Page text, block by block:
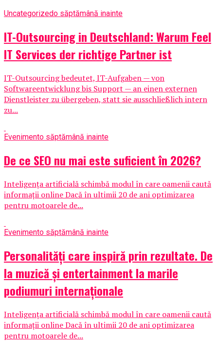
Uncategorizedo săptămână inainte
IT-Outsourcing in Deutschland: Warum Feel
IT Services der richtige Partner ist
IT-Outsourcing bedeutet, IT-Aufgaben — von
Softwareentwicklung bis Support — an einen externen
Dienstleister zu übergeben, statt sie ausschließlich intern
zu...
Evenimento săptămână inainte
De ce SEO nu mai este suficient în 2026?
Inteligența artificială schimbă modul în care oamenii caută
informații online Dacă în ultimii 20 de ani optimizarea
pentru motoarele de...
Evenimento săptămână inainte
Personalități care inspiră prin rezultate. De
la muzică și entertainment la marile
podiumuri internaționale
Inteligența artificială schimbă modul în care oamenii caută
informații online Dacă în ultimii 20 de ani optimizarea
pentru motoarele de...